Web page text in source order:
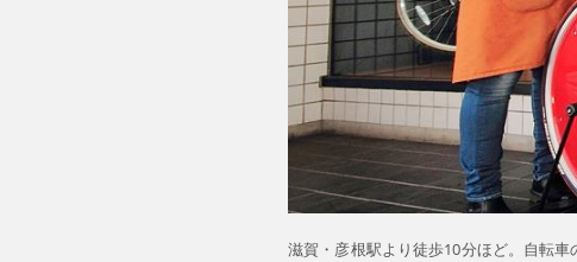
滋賀・彦根駅より徒歩10分ほど。自転